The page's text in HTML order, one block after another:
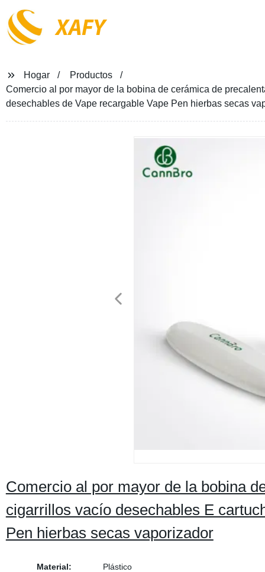
XAFY
Hogar
Productos
Comercio al por mayor de la bobina de cerámica de
desechables de Vape recargable Vape Pen hierbas secas
Comercio al por mayor de la bobina
cigarrillos vacío desechables E
Pen hierbas secas vaporizador
Material:
Plástico